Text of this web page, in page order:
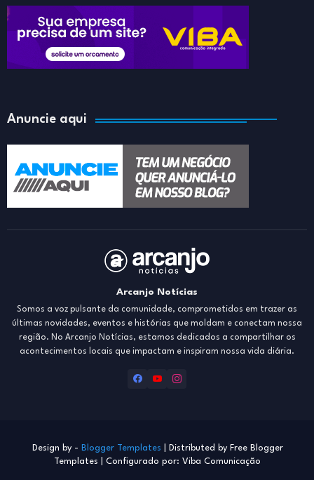
Anuncie aqui
Arcanjo Notícias
Somos a voz pulsante da comunidade, comprometidos em trazer as
últimas novidades, eventos e histórias que moldam e conectam nossa
região. No Arcanjo Notícias, estamos dedicados a compartilhar os
acontecimentos locais que impactam e inspiram nossa vida diária.
Design by - Blogger Templates | Distributed by Free Blogger
Templates | Configurado por: Viba Comunicação